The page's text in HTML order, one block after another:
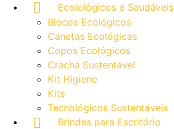
Ecolológicos e Saudáveis
Blocos Ecológicos
Canetas Ecológicas
Copos Ecológicos
Crachá Sustentável
Kit Higiene
Kits
Tecnológicos Sustentáveis
Brindes para Escritório